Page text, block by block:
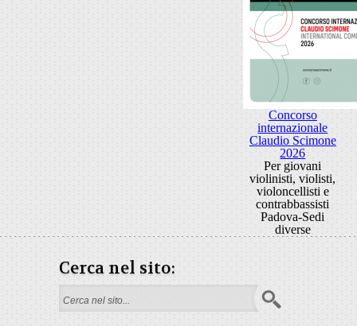
Concorso
internazionale
Claudio Scimone
2026
Per giovani
violinisti, violisti,
violoncellisti e
contrabbassisti
Padova-Sedi
diverse
Cerca nel sito:
Form di ricerca